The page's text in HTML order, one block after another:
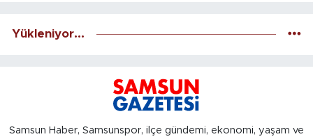
Yükleniyor...
Samsun Haber, Samsunspor, ilçe gündemi, ekonomi, yaşam ve